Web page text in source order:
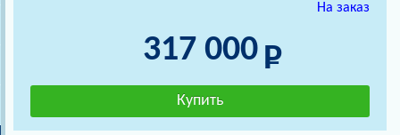
На заказ
317 000